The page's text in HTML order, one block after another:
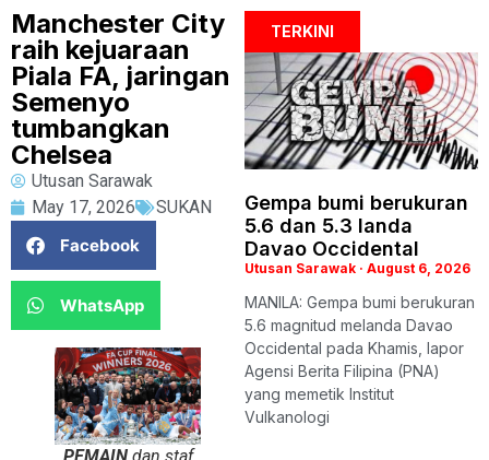
Manchester City
raih kejuaraan
Piala FA, jaringan
Semenyo
tumbangkan
Chelsea
Utusan Sarawak
May 17, 2026
SUKAN
Facebook
WhatsApp
TERKINI
Gempa bumi berukuran
5.6 dan 5.3 landa
Davao Occidental
Utusan Sarawak August 6, 2026
MANILA: Gempa bumi berukuran
5.6 magnitud melanda Davao
Occidental pada Khamis, lapor
Agensi Berita Filipina (PNA)
yang memetik Institut
Vulkanologi